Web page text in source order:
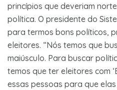
princípios que deveriam
política. O presidente do
para termos bons políticos,
eleitores. “Nós temos que
maiúsculo. Para buscar
temos que ter eleitores com
essas pessoas para que